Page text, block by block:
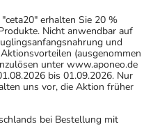
erhalten Sie 20 %
Nicht anwendbar auf
und
(ausgenommen
unter www.aponeo.de
bis 01.09.2026. Nur
uns vor, die Aktion früher
bei Bestellung mit